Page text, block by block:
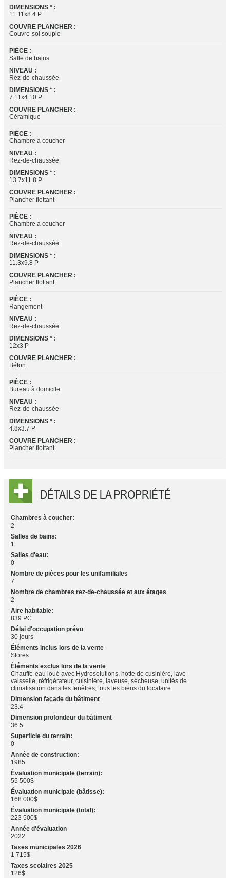
DIMENSIONS * :
11.11x8.4 P
COUVRE PLANCHER :
Couvre-sol souple
PIÈCE :
Salle de bains
NIVEAU :
Rez-de-chaussée
DIMENSIONS * :
7.11x4.10 P
COUVRE PLANCHER :
Céramique
PIÈCE :
Chambre à coucher
NIVEAU :
Rez-de-chaussée
DIMENSIONS * :
13.7x11.8 P
COUVRE PLANCHER :
Plancher flottant
PIÈCE :
Chambre à coucher
NIVEAU :
Rez-de-chaussée
DIMENSIONS * :
11.3x9.8 P
COUVRE PLANCHER :
Plancher flottant
PIÈCE :
Rangement
NIVEAU :
Rez-de-chaussée
DIMENSIONS * :
12x3 P
COUVRE PLANCHER :
Béton
PIÈCE :
Bureau à domicile
NIVEAU :
Rez-de-chaussée
DIMENSIONS * :
4.8x3.7 P
COUVRE PLANCHER :
Plancher flottant
DÉTAILS DE LA PROPRIÉTÉ
Chambres à coucher:
2
Salles de bains:
1
Salles d'eau:
0
Nombre de pièces pour les unifamiliales
7
Nombre de chambres rez-de-chaussée et aux étages
2
Aire habitable:
839 PC
Délai d'occupation prévu
30 jours
Éléments inclus lors de la vente
Stores
Éléments exclus lors de la vente
Chauffe-eau loué avec Hydrosolutions, hotte de cusinière, lave-
vaisselle, réfrigérateur, cuisinière, laveuse, sécheuse, unités de
climatisation dans les fenêtres, tous les biens du locataire.
Dimension façade du bâtiment
23.4
Dimension profondeur du bâtiment
36.5
Superficie du terrain:
0
Année de construction:
1985
Évaluation municipale (terrain):
55 500$
Évaluation municipale (bâtisse):
168 000$
Évaluation municipale (total):
223 500$
Année d'évaluation
2022
Taxes municipales 2026
1 715$
Taxes scolaires 2025
126$